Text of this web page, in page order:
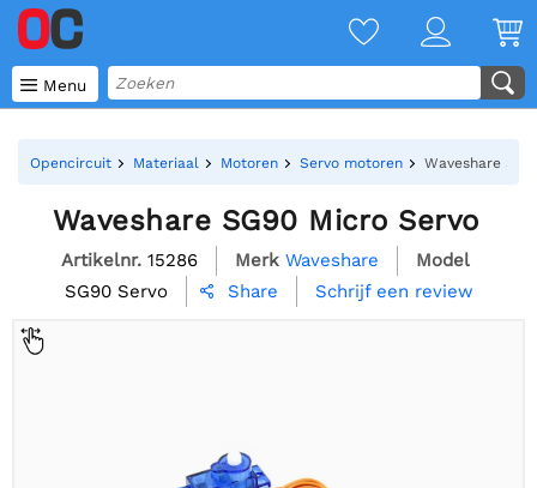
 Menu
Opencircuit Materiaal Motoren Servo motoren Waveshare
Waveshare SG90 Micro Servo
Artikelnr. 15286 Merk Waveshare
Model
SG90 Servo
 Share Schrijf een review